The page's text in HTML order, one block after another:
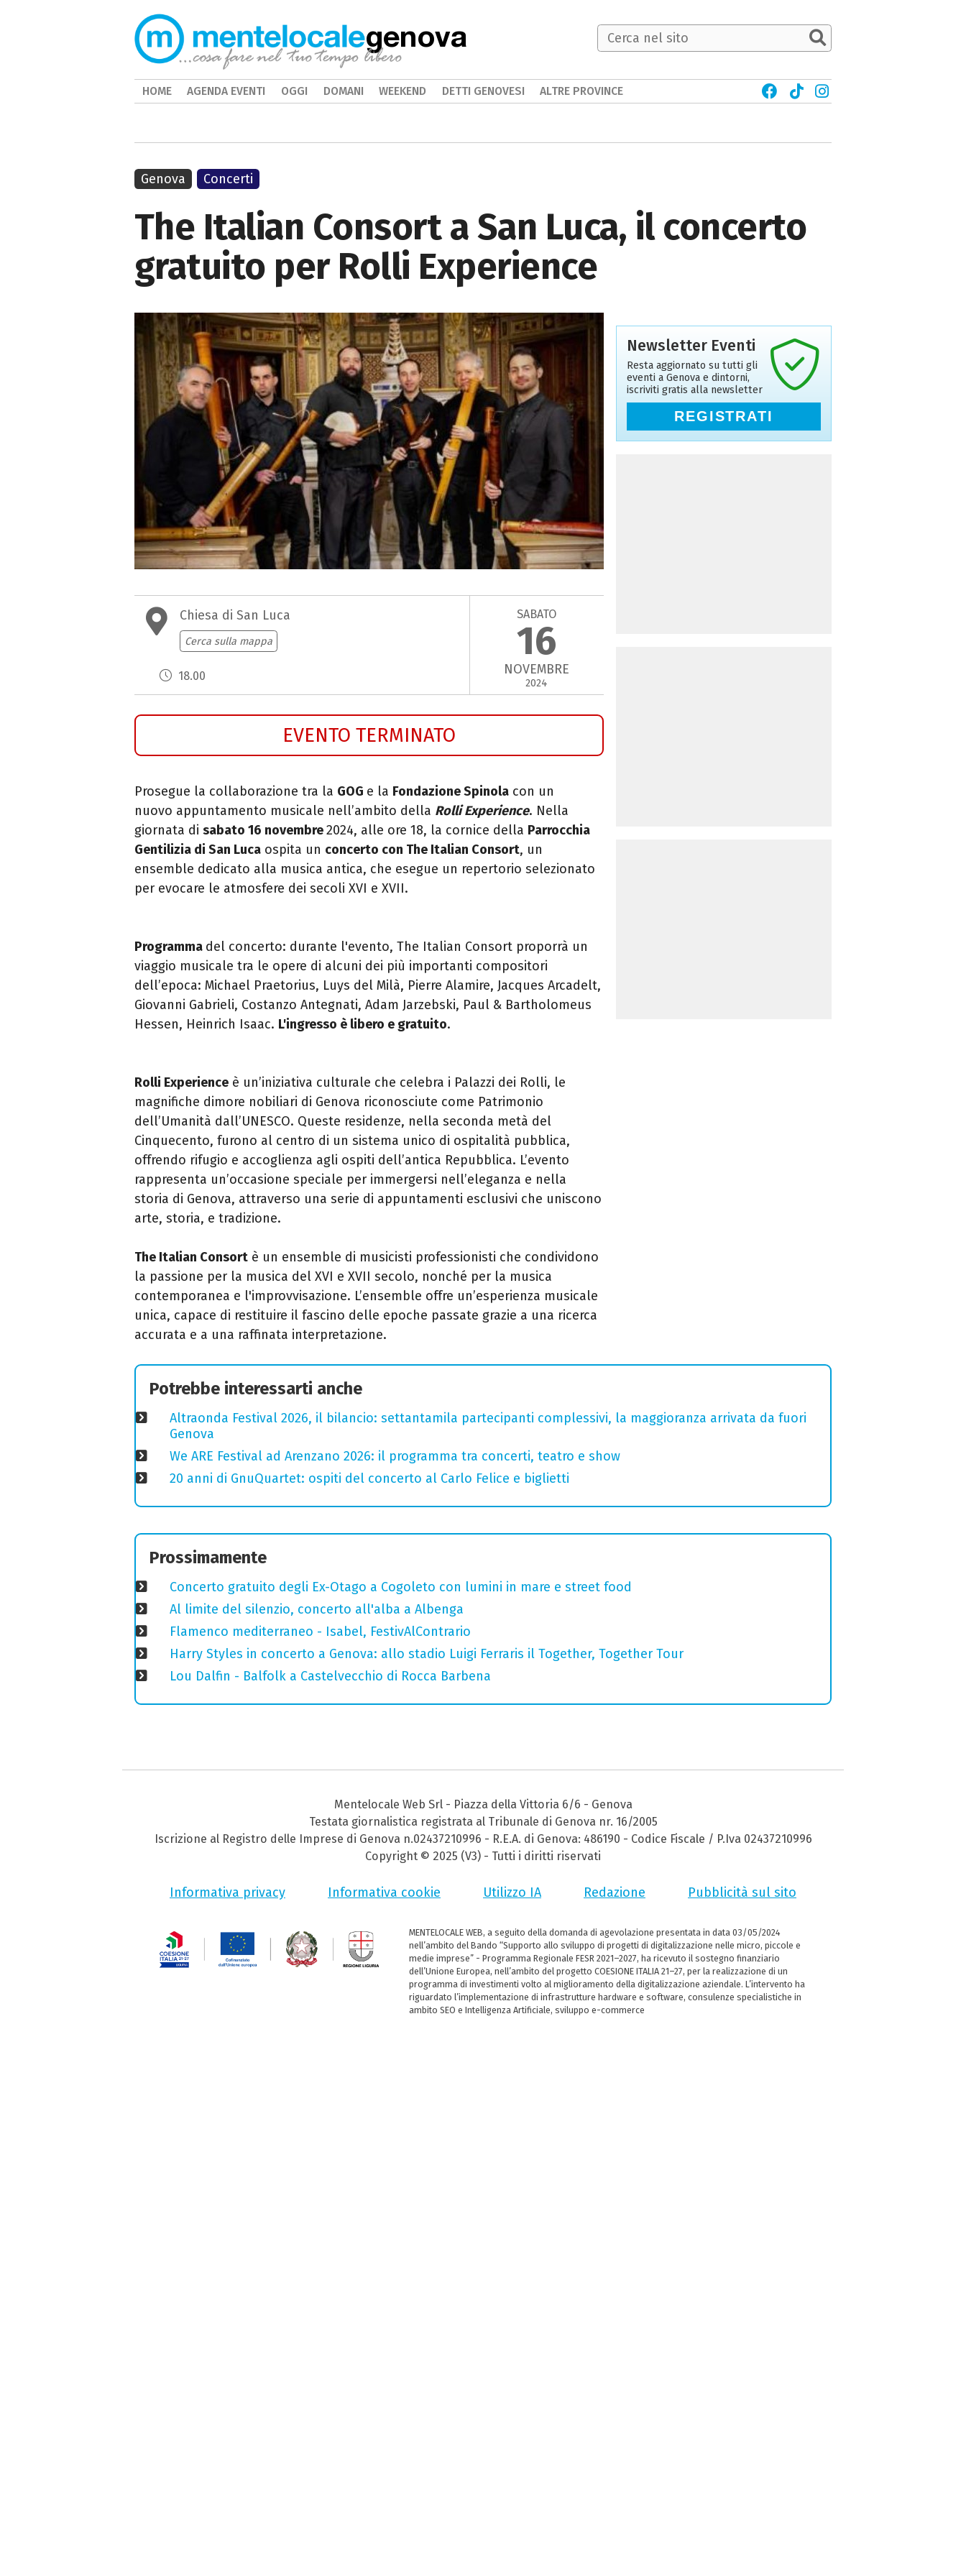
The Italian Consort a San Luca, il concerto
gratuito per Rolli Experience
Chiesa di San Luca
Cerca sulla mappa
18.00
SABATO
16
NOVEMBRE
2024
EVENTO TERMINATO
Prosegue la collaborazione tra la GOG e la Fondazione Spinola con un
nuovo appuntamento musicale nell’ambito della Rolli Experience. Nella
giornata di sabato 16 novembre2024, alle ore 18, la cornice della Parrocchia
Gentilizia di San Luca ospita un concerto con The Italian Consort, un
ensemble dedicato alla musica antica, che esegue un repertorio selezionato
per evocare le atmosfere dei secoli XVI e XVII.
Programma del concerto: durante l'evento, The Italian Consort proporrà un
viaggio musicale tra le opere di alcuni dei più importanti compositori
dell’epoca: Michael Praetorius, Luys del Milà, Pierre Alamire, Jacques Arcadelt,
Giovanni Gabrieli, Costanzo Antegnati, Adam Jarzebski, Paul & Bartholomeus
Hessen, Heinrich Isaac. L'ingresso è libero e gratuito.
Rolli Experience è un’iniziativa culturale che celebra i Palazzi dei Rolli, le
magnifiche dimore nobiliari di Genova riconosciute come Patrimonio
dell’Umanità dall’UNESCO. Queste residenze, nella seconda metà del
Cinquecento, furono al centro di un sistema unico di ospitalità pubblica,
offrendo rifugio e accoglienza agli ospiti dell’antica Repubblica. L’evento
rappresenta un’occasione speciale per immergersi nell’eleganza e nella
storia di Genova, attraverso una serie di appuntamenti esclusivi che uniscono
arte, storia, e tradizione.
The Italian Consort è un ensemble di musicisti professionisti che condividono
la passione per la musica del XVI e XVII secolo, nonché per la musica
contemporanea e l'improvvisazione. L’ensemble offre un’esperienza musicale
unica, capace di restituire il fascino delle epoche passate grazie a una ricerca
accurata e a una raffinata interpretazione.
Genova Concerti
Newsletter Eventi
Resta aggiornato su tutti gli
eventi a Genova e dintorni,
iscriviti gratis alla newsletter
REGISTRATI
Potrebbe interessarti anche
Altraonda Festival 2026, il bilancio: settantamila partecipanti complessivi, la maggioranza arrivata da fuori
Genova
We ARE Festival ad Arenzano 2026: il programma tra concerti, teatro e show
20 anni di GnuQuartet: ospiti del concerto al Carlo Felice e biglietti
Prossimamente
Concerto gratuito degli Ex-Otago a Cogoleto con lumini in mare e street food
Al limite del silenzio, concerto all'alba a Albenga
Flamenco mediterraneo - Isabel, FestivAlContrario
Harry Styles in concerto a Genova: allo stadio Luigi Ferraris il Together, Together Tour
Lou Dalfin - Balfolk a Castelvecchio di Rocca Barbena
genova
HOME AGENDA EVENTI OGGI DOMANI WEEKEND DETTI GENOVESI ALTRE PROVINCE
Mentelocale Web Srl - Piazza della Vittoria 6/6 - Genova
Testata giornalistica registrata al Tribunale di Genova nr. 16/2005
Iscrizione al Registro delle Imprese di Genova n.02437210996 - R.E.A. di Genova: 486190 - Codice Fiscale / P.Iva 02437210996
Copyright © 2025 (V3) - Tutti i diritti riservati
Informativa privacy Informativa cookie Utilizzo IA Redazione Pubblicità sul sito
MENTELOCALE WEB, a seguito della domanda di agevolazione presentata in data 03/05/2024
nell’ambito del Bando “Supporto allo sviluppo di progetti di digitalizzazione nelle micro, piccole e
medie imprese” - Programma Regionale FESR 2021–2027, ha ricevuto il sostegno finanziario
dell’Unione Europea, nell’ambito del progetto COESIONE ITALIA 21–27, per la realizzazione di un
programma di investimenti volto al miglioramento della digitalizzazione aziendale. L’intervento ha
riguardato l’implementazione di infrastrutture hardware e software, consulenze specialistiche in
ambito SEO e Intelligenza Artificiale, sviluppo e-commerce